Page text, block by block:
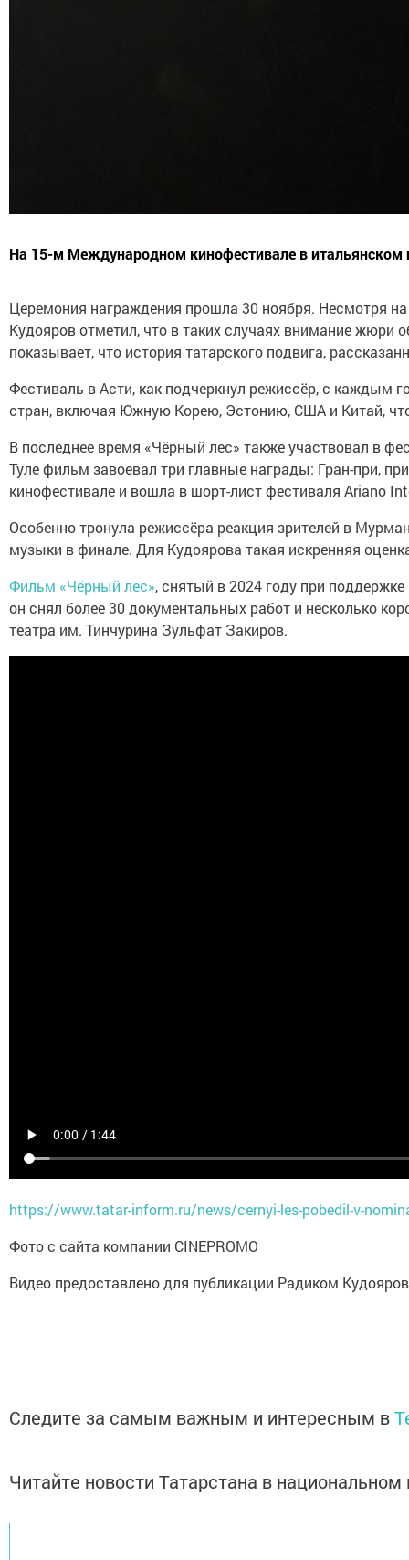
На 15-м Международном кинофестивале в итальянском
Церемония награждения прошла 30 ноября. Несмотря
Кудояров отметил, что в таких случаях внимание жюри
показывает, что история татарского подвига,
Фестиваль в Асти, как подчеркнул режиссёр, с каждым
стран, включая Южную Корею, Эстонию, США и Китай,
В последнее время «Чёрный лес» также участвовал в
Туле фильм завоевал три главные награды: Гран-при,
кинофестивале и вошла в шорт-лист фестиваля Ariano
Особенно тронула режиссёра реакция зрителей в
музыки в финале. Для Кудоярова такая искренняя
Фильм «Чёрный лес», снятый в 2024 году при
он снял более 30 документальных работ и несколько
театра им. Тинчурина Зульфат Закиров.
https://www.tatar-inform.ru/news/cernyi-les-pobedil-v-
Фото с сайта компании CINEPROMO
Видео предоставлено для публикации Радиком
Следите за самым важным и интересным в
Читайте новости Татарстана в